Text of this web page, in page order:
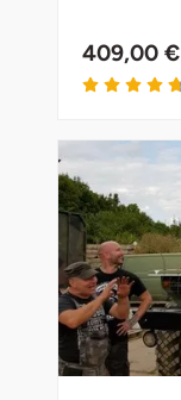
409,00 €
Geiselwind
Gelnhausen
Gera
Gersfeld